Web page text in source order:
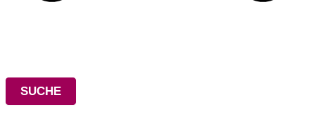
SUCHE